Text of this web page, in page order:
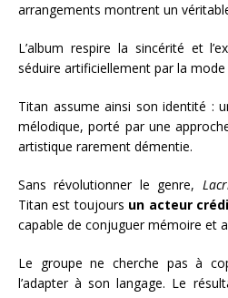
arrangements montrent un
L’album respire la sincérité et
séduire artificiellement par la mode
Titan assume ainsi son identité :
mélodique, porté par une
artistique rarement démentie.
Sans révolutionner le genre,
Titan est toujours un acteur
capable de conjuguer mémoire et
Le groupe ne cherche pas à
l’adapter à son langage. Le